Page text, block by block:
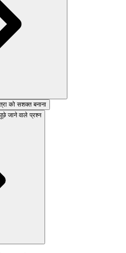
को सशक्त बनाना
जाने वाले प्रश्न